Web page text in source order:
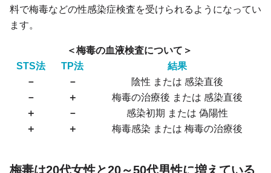
料で梅毒などの性感染症検査を受けられるようになってい
ます。
＜梅毒の血液検査について＞
STS法
TP法
結果
－
－
陰性 または 感染直後
－
＋
梅毒の治療後 または 感染直後
＋
－
感染初期 または 偽陽性
＋
＋ 梅毒感染 または 梅毒の治療後
梅毒は20代女性と20～50代男性に増えている